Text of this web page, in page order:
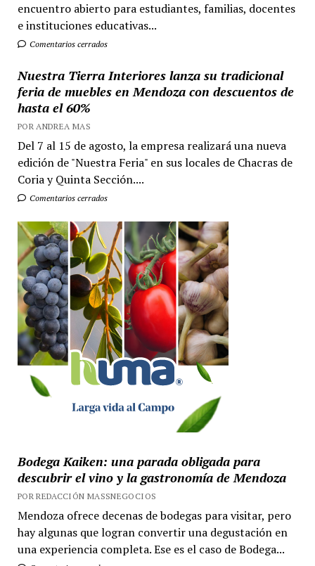
encuentro abierto para estudiantes, familias, docentes
e instituciones educativas...
Comentarios cerrados
Nuestra Tierra Interiores lanza su tradicional
feria de muebles en Mendoza con descuentos de
hasta el 60%
POR ANDREA MAS
Del 7 al 15 de agosto, la empresa realizará una nueva
edición de "Nuestra Feria" en sus locales de Chacras de
Coria y Quinta Sección....
Comentarios cerrados
Bodega Kaiken: una parada obligada para
descubrir el vino y la gastronomía de Mendoza
POR REDACCIÓN MASSNEGOCIOS
Mendoza ofrece decenas de bodegas para visitar, pero
hay algunas que logran convertir una degustación en
una experiencia completa. Ese es el caso de Bodega...